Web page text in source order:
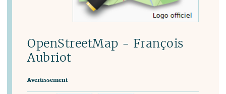
OpenStreetMap - François
Aubriot
Avertissement